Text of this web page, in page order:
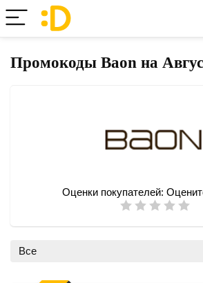
Промокоды Baon на
Оценки покупателей:
Все